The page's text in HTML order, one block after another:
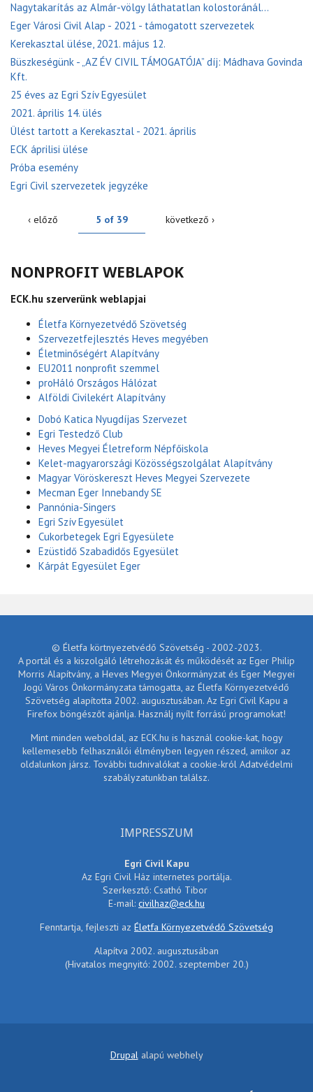
Nagytakarítás az Almár-völgy láthatatlan kolostoránál...
Eger Városi Civil Alap - 2021 - támogatott szervezetek
Kerekasztal ülése, 2021. május 12.
Büszkeségünk - „AZ ÉV CIVIL TÁMOGATÓJA” díj: Mádhava Govinda
Kft.
25 éves az Egri Szív Egyesület
2021. április 14. ülés
Ülést tartott a Kerekasztal - 2021. április
ECK áprilisi ülése
Próba esemény
Egri Civil szervezetek jegyzéke
‹ előző 5 of 39 következő ›
NONPROFIT WEBLAPOK
ECK.hu szerverünk weblapjai
Életfa Környezetvédő Szövetség
Szervezetfejlesztés Heves megyében
Életminőségért Alapítvány
EU2011 nonprofit szemmel
proHáló Országos Hálózat
Alföldi Civilekért Alapítvány
Dobó Katica Nyugdíjas Szervezet
Egri Testedző Club
Heves Megyei Életreform Népfőiskola
Kelet-magyarországi Közösségszolgálat Alapítvány
Magyar Vöröskereszt Heves Megyei Szervezete
Mecman Eger Innebandy SE
Pannónia-Singers
Egri Szív Egyesület
Cukorbetegek Egri Egyesülete
Ezüstidő Szabadidős Egyesület
Kárpát Egyesület Eger
© Életfa körtnyezetvédő Szövetség - 2002-2023.
A portál és a kiszolgáló létrehozását és működését az Eger Philip
Morris Alapítvány, a Heves Megyei Önkormányzat és Eger Megyei
Jogú Város Önkormányzata támogatta, az Életfa Környezetvédő
Szövetség alapította 2002. augusztusában. Az Egri Civil Kapu a
Firefox böngészőt ajánlja. Használj nyílt forrású programokat!
Mint minden weboldal, az ECK.hu is használ cookie-kat, hogy
kellemesebb felhasználói élményben legyen részed, amikor az
oldalunkon jársz. További tudnivalókat a cookie-król Adatvédelmi
szabályzatunkban találsz.
IMPRESSZUM
Egri Civil Kapu
Az Egri Civil Ház internetes portálja.
Szerkesztő: Csathó Tibor
E-mail: civilhaz@eck.hu
Fenntartja, fejleszti az Életfa Környezetvédő Szövetség
Alapítva 2002. augusztusában
(Hivatalos megnyitó: 2002. szeptember 20.)
Drupalalapú webhely